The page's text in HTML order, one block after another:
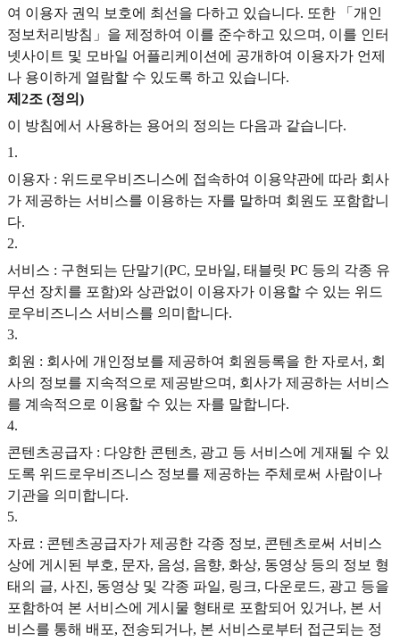
여 이용자 권익 보호에 최선을 다하고 있습니다. 또한 「개인
정보처리방침」을 제정하여 이를 준수하고 있으며, 이를 인터
넷사이트 및 모바일 어플리케이션에 공개하여 이용자가 언제
나 용이하게 열람할 수 있도록 하고 있습니다.
제2조 (정의)
이 방침에서 사용하는 용어의 정의는 다음과 같습니다.
1 .
이용자 : 위드로우비즈니스에 접속하여 이용약관에 따라 회사
가 제공하는 서비스를 이용하는 자를 말하며 회원도 포함합니
다.
2.
서비스 : 구현되는 단말기(PC, 모바일, 태블릿 PC 등의 각종 유
무선 장치를 포함)와 상관없이 이용자가 이용할 수 있는 위드
로우비즈니스 서비스를 의미합니다.
3.
회원 : 회사에 개인정보를 제공하여 회원등록을 한 자로서, 회
사의 정보를 지속적으로 제공받으며, 회사가 제공하는 서비스
를 계속적으로 이용할 수 있는 자를 말합니다.
4.
콘텐츠공급자 : 다양한 콘텐츠, 광고 등 서비스에 게재될 수 있
도록 위드로우비즈니스 정보를 제공하는 주체로써 사람이나
기관을 의미합니다.
5.
자료 : 콘텐츠공급자가 제공한 각종 정보, 콘텐츠로써 서비스
상에 게시된 부호, 문자, 음성, 음향, 화상, 동영상 등의 정보 형
태의 글, 사진, 동영상 및 각종 파일, 링크, 다운로드, 광고 등을
포함하여 본 서비스에 게시물 형태로 포함되어 있거나, 본 서
비스를 통해 배포, 전송되거나, 본 서비스로부터 접근되는 정